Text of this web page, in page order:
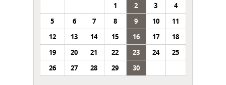
1
2 3
4
5
6 7 8 9 10
11
12
13 14 15 16 17
18
19
20 21 22 23 24
25
26
27 28 29 30